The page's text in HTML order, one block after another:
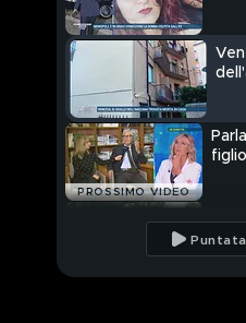
PROSSIMO VIDEO
figlio